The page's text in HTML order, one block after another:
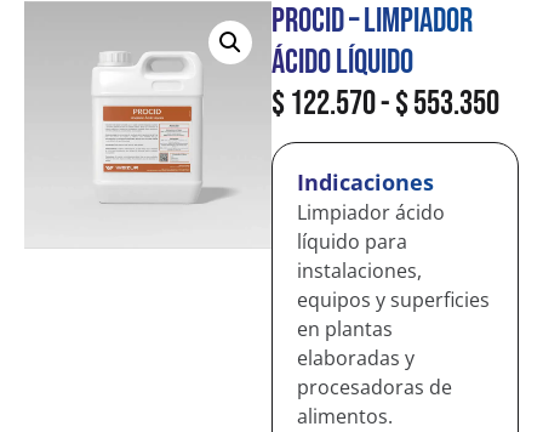
Procid – Limpiador
Ácido Líquido
$122.570-$553.350
Indicaciones
Limpiador ácido
líquido para
instalaciones,
equipos y superficies
en plantas
elaboradas y
procesadoras de
alimentos.